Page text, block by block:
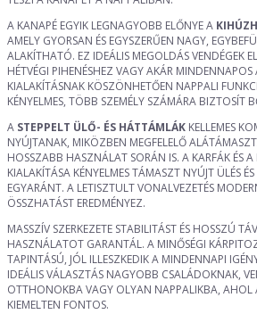
A KANAPÉ EGYIK LEGNAGYOBB ELŐNYE A
AMELY GYORSAN ÉS EGYSZERŰEN NAGY,
ALAKÍTHATÓ. EZ IDEÁLIS MEGOLDÁS VENDÉGEK
HÉTVÉGI PIHENÉSHEZ VAGY AKÁR
KIALAKÍTÁSNAK KÖSZÖNHETŐEN NAPPALI
KÉNYELMES, TÖBB SZEMÉLY SZÁMÁRA BIZTOSÍT
A STEPPELT ÜLŐ- ÉS HÁTTÁMLÁK KELLEMES
NYÚJTANAK, MIKÖZBEN MEGFELELŐ
HOSSZABB HASZNÁLAT SORÁN IS. A KARFÁK ÉS
KIALAKÍTÁSA KÉNYELMES TÁMASZT NYÚJT ÜLÉS
EGYARÁNT. A LETISZTULT VONALVEZETÉS
ÖSSZHATÁST EREDMÉNYEZ.
MASSZÍV SZERKEZETE STABILITÁST ÉS HOSSZÚ
HASZNÁLATOT GARANTÁL. A MINŐSÉGI
TAPINTÁSÚ, JÓL ILLESZKEDIK A MINDENNAPI
IDEÁLIS VÁLASZTÁS NAGYOBB CSALÁDOKNAK,
OTTHONOKBA VAGY OLYAN NAPPALIKBA, AHOL
KIEMELTEN FONTOS.